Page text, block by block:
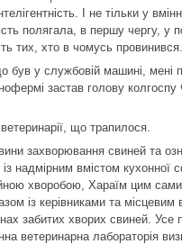
І не тільки у
полягала, в першу чергу,
тих, хто в чомусь провинився.
у службовій машині, мені
застав голову
що трапилося.
захворювання свиней та
надмірним вмістом
хворобою, Хараїм цим
із керівниками та
забитих хворих свиней.
ветеринарна лабораторія